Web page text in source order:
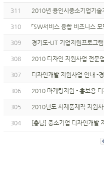
311 2010년 용인시중소기업기술
310 「SW서비스 융합 비즈니스
309 경기도-UT 기업지원프로그
308 2010 디자인 지원사업 전문
307 디자인개발 지원사업 안내 -
306 2010 마케팅지원 - 홍보용
305 2010년도 시제품제작 지원
304 [충남] 중소기업 디자인개발